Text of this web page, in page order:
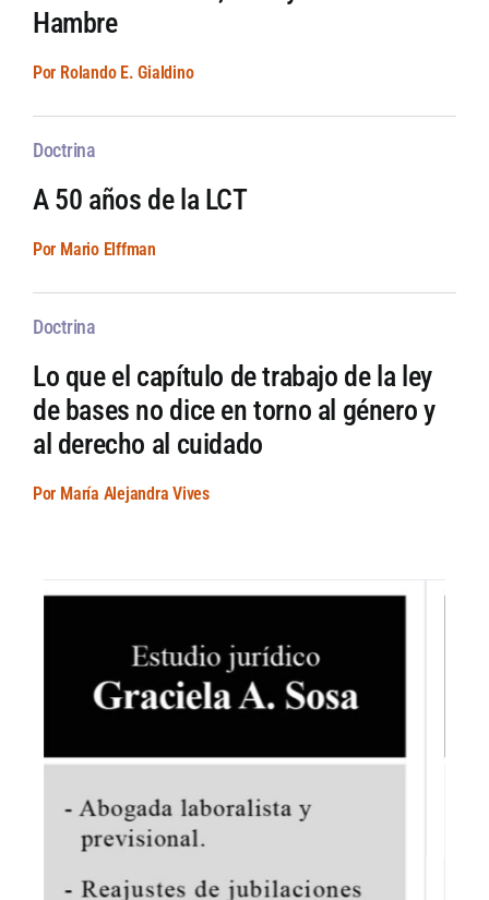
Hambre
Por Rolando E. Gialdino
Doctrina
A 50 años de la LCT
Por Mario Elffman
Doctrina
Lo que el capítulo de trabajo de la ley
de bases no dice en torno al género y
al derecho al cuidado
Por María Alejandra Vives